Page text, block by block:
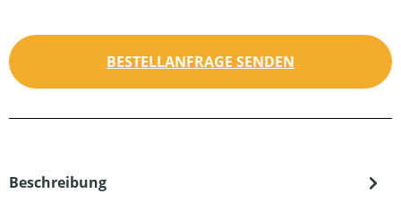
BESTELLANFRAGE SENDEN
Beschreibung